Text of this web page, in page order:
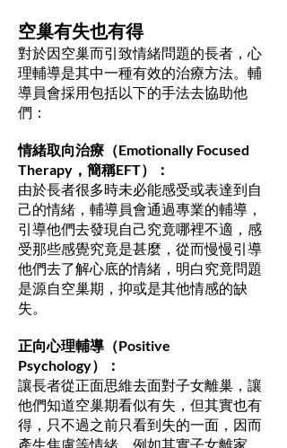
空巢有失也有得
對於因空巢而引致情緒問題的長者，心
理輔導是其中一種有效的治療方法。輔
導員會採用包括以下的手法去協助他
們：
情緒取向治療（Emotionally Focused
Therapy，簡稱EFT）：
由於長者很多時未必能感受或表達到自
己的情緒，輔導員會通過專業的輔導，
引導他們去發現自己究竟哪裡不適，感
受那些感覺究竟是甚麼，從而慢慢引導
他們去了解心底的情緒，明白究竟問題
是源自空巢期，抑或是其他情感的缺
失。
正向心理輔導（Positive
Psychology）：
讓長者從正面思維去面對子女離巢，讓
他們知道空巢期看似有失，但其實也有
得，只不過之前只看到失的一面，因而
產生焦慮等情緒。例如其實子女離家